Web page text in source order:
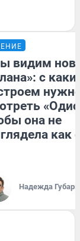
видим
с
она не
как
Надежда Губарь